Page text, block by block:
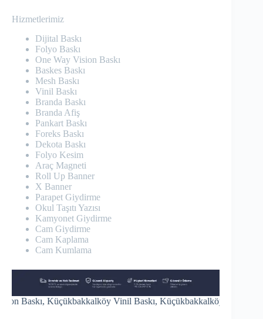
Hizmetlerimiz
Dijital Baskı
Folyo Baskı
One Way Vision Baskı
Baskes Baskı
Mesh Baskı
Vinil Baskı
Branda Baskı
Branda Afiş
Pankart Baskı
Foreks Baskı
Dekota Baskı
Folyo Kesim
Araç Magneti
Roll Up Banner
X Banner
Parapet Giydirme
Okul Taşıtı Yazısı
Kamyonet Giydirme
Cam Giydirme
Cam Kaplama
Cam Kumlama
Vinil Baskı, Küçükbakkalköy Vinly Baskı,